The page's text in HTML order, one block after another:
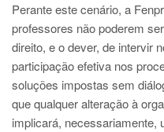
Perante este cenário, a
professores não poderem
direito, e o dever, de intervir
participação efetiva nos
soluções impostas sem
que qualquer alteração à
implicará, necessariamente,